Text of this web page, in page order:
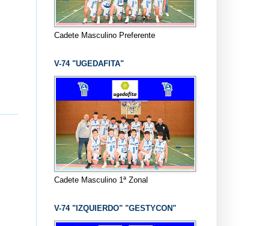
Cadete Masculino Preferente
V-74 "UGEDAFITA"
Cadete Masculino 1ª Zonal
V-74 "IZQUIERDO" "GESTYCON"